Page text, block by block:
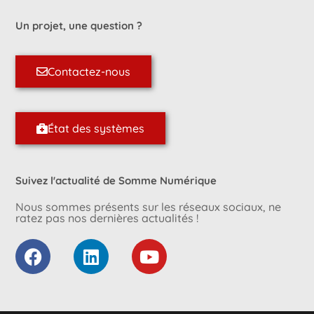
Un projet, une question ?
Contactez-nous
État des systèmes
Suivez l'actualité de Somme Numérique
Nous sommes présents sur les réseaux sociaux, ne
ratez pas nos dernières actualités !